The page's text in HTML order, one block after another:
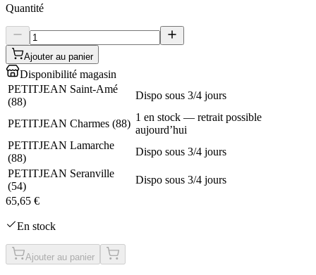
Quantité
Ajouter au panier
Disponibilité magasin
PETITJEAN Saint-Amé
(88)
Dispo sous 3/4 jours
PETITJEAN Charmes (88)
1 en stock — retrait possible
aujourd’hui
PETITJEAN Lamarche
(88)
Dispo sous 3/4 jours
PETITJEAN Seranville
(54)
Dispo sous 3/4 jours
65,65 €
En stock
Ajouter au panier